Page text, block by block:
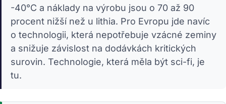
-40°C a náklady na výrobu jsou o 70 až 90
procent nižší než u lithia. Pro Evropu jde navíc
o technologii, která nepotřebuje vzácné zeminy
a snižuje závislost na dodávkách kritických
surovin. Technologie, která měla být sci-fi, je
tu.